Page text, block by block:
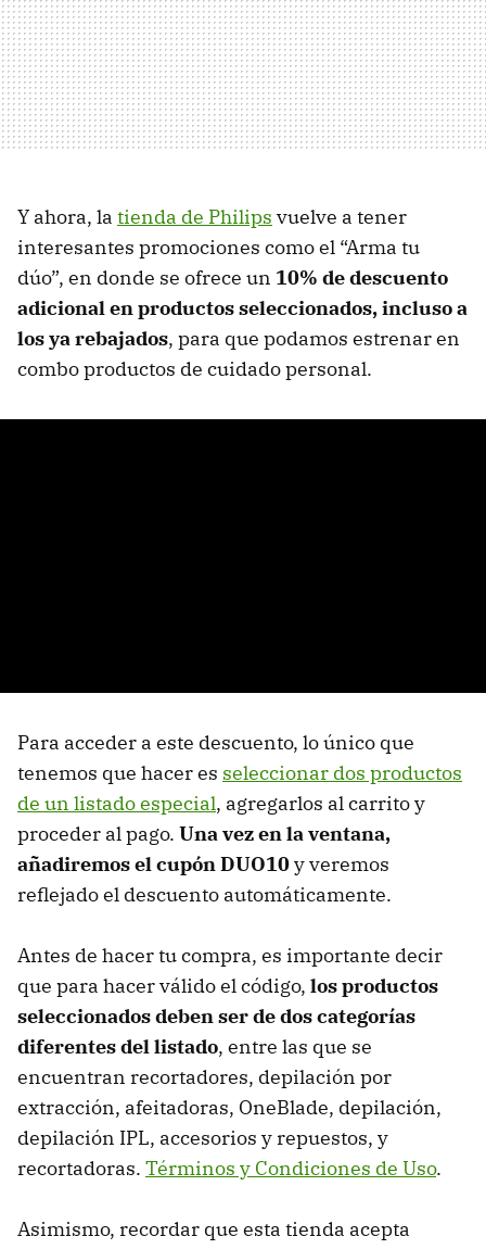
Y ahora, la tienda de Philips vuelve a tener
interesantes promociones como el “Arma tu
dúo”, en donde se ofrece un 10% de descuento
adicional en productos seleccionados, incluso a
los ya rebajados, para que podamos estrenar en
combo productos de cuidado personal.
Para acceder a este descuento, lo único que
tenemos que hacer es seleccionar dos productos
de un listado especial, agregarlos al carrito y
proceder al pago. Una vez en la ventana,
añadiremos el cupón DUO10y veremos
reflejado el descuento automáticamente.
Antes de hacer tu compra, es importante decir
que para hacer válido el código, los productos
seleccionados deben ser de dos categorías
diferentes del listado, entre las que se
encuentran recortadores, depilación por
extracción, afeitadoras, OneBlade, depilación,
depilación IPL, accesorios y repuestos, y
recortadoras. Términos y Condiciones de Uso.
Asimismo, recordar que esta tienda acepta